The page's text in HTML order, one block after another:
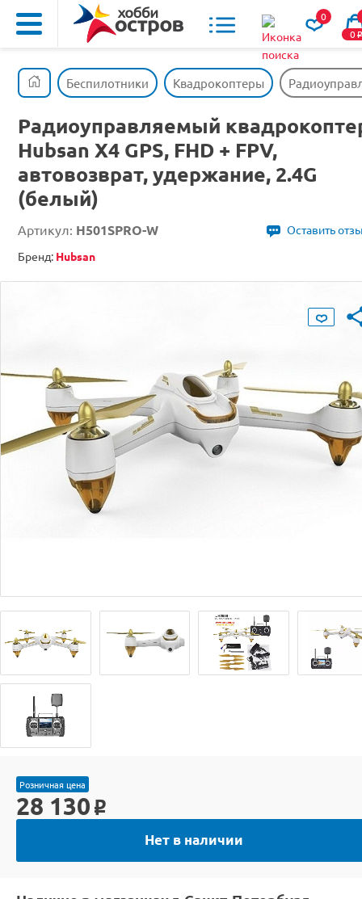
0
0o
Беспилотники Квадрокоптеры
Радиоуправляемый
Hubsan X4 GPS, FHD + FPV,
автовозврат, удержание, 2.4G
(белый)
Артикул: H501SPRO-W
Оставить
Бренд: Hubsan
Розничная цена
28 130 o
Нет в наличии